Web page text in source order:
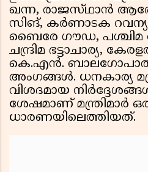
ഖന്ന, രാജസ്‌ഥാൻ
സിങ്, കർണാടക
ബൈരേ ഗൗഡ, പശ്ചിമ
ചന്ദ്രിമ ഭട്ടാചാര്യ,
കെ.എൻ.
അംഗങ്ങൾ. ധനകാര്യ
വിശദമായ
ശേഷമാണ് മന്ത്രിമാർ
ധാരണയിലെത്തിയത്.